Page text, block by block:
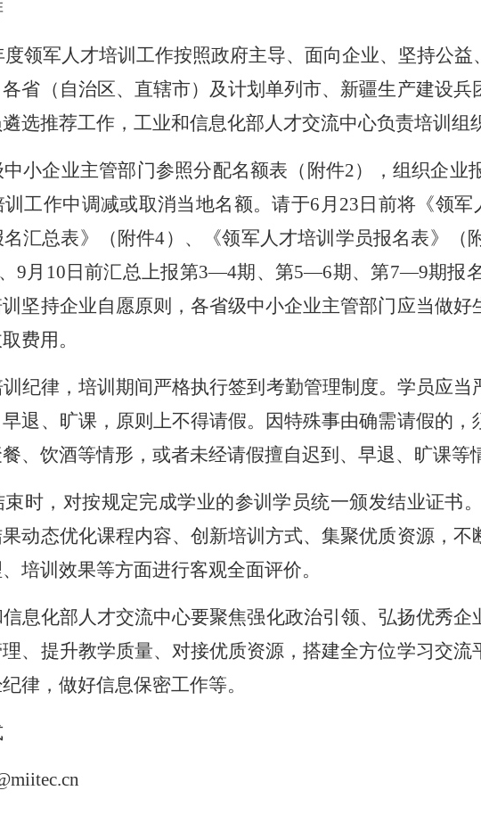
度领军人才培训工作按照政府主导、面向企业、坚持公
省（自治区、直辖市）及计划单列市、新疆生产建设
选推荐工作，工业和信息化部人才交流中心负责培训组
中小企业主管部门参照分配名额表（附件2），组织企
工作中调减或取消当地名额。请于6月23日前将《领
名汇总表》（附件4）、《领军人才培训学员报名表》（
9月10日前汇总上报第3—4期、第5—6期、第7—9期报
坚持企业自愿原则，各省级中小企业主管部门应当做
费用。
训纪律，培训期间严格执行签到考勤管理制度。学员应
退、旷课，原则上不得请假。因特殊事由确需请假的
、饮酒等情形，或者未经请假擅自迟到、早退、旷课等
束时，对按规定完成学业的参训学员统一颁发结业证
动态优化课程内容、创新培训方式、集聚优质资源，
培训效果等方面进行客观全面评价。
信息化部人才交流中心要聚焦强化政治引领、弘扬优秀
、提升教学质量、对接优质资源，搭建全方位学习交
律，做好信息保密工作等。